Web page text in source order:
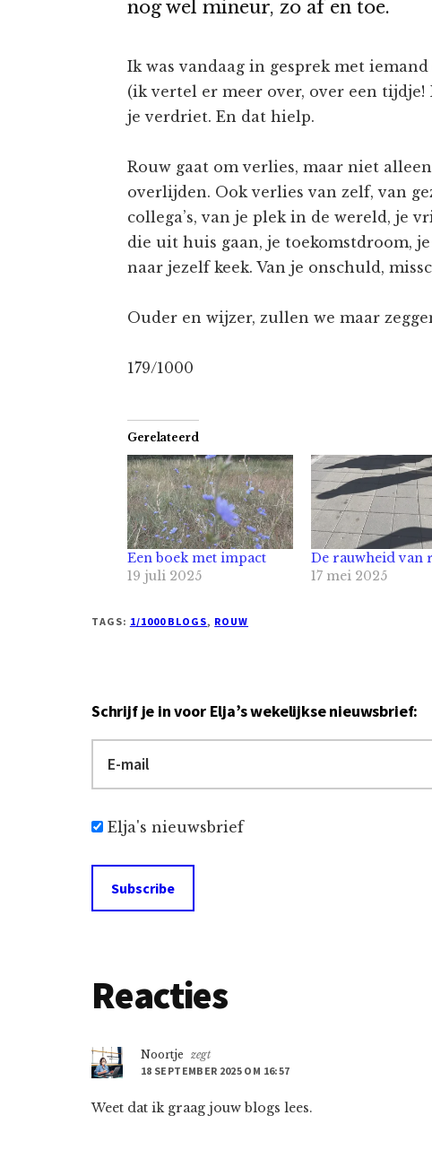
nog wel mineur, zo af en toe.
Ik was vandaag in gesprek met
(ik vertel er meer over, over een tijdje!
je verdriet. En dat hielp.
Rouw gaat om verlies, maar niet
overlijden. Ook verlies van zelf, van
collega’s, van je plek in de wereld, je
die uit huis gaan, je toekomstdroom,
naar jezelf keek. Van je onschuld,
Ouder en wijzer, zullen we maar
179/1000
Gerelateerd
Een boek met impact
19 juli 2025
De rauwheid van
17 mei 2025
TAGS: 1/1000 BLOGS, ROUW
Schrijf je in voor Elja’s wekelijkse nieuwsbrief:
Elja's nieuwsbrief
Lees
Interacties
Reacties
Noortje zegt
18 SEPTEMBER 2025 OM 16:57
Weet dat ik graag jouw blogs lees.